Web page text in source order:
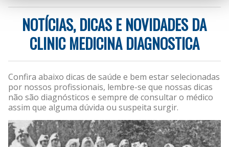
NOTÍCIAS, DICAS E NOVIDADES DA
CLINIC MEDICINA DIAGNOSTICA
Confira abaixo dicas de saúde e bem estar selecionadas
por nossos profissionais, lembre-se que nossas dicas
não são diagnósticos e sempre de consultar o médico
assim que alguma dúvida ou suspeita surgir.